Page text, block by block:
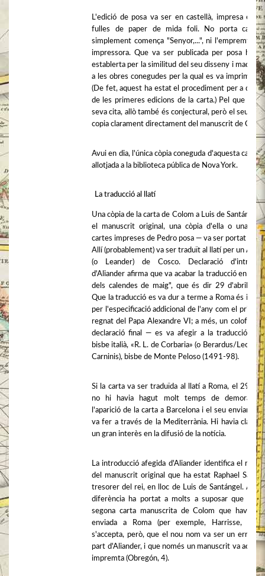
L'edició de posa va ser en castellà, impresa en
fulles de paper de mida foli. No porta cap
simplement comença "Senyor,...", ni l'empremta
impressora. Que va ser publicada per posa ha
establerta per la similitud del seu disseny i
a les obres conegudes per la qual es va imprimir
(De fet, aquest ha estat el procediment per a
de les primeres edicions de la carta.) Pel que feia
seva cita, allò també és conjectural, però el seu
copia clarament directament del manuscrit de
Avui en dia, l'única còpia coneguda d'aquesta carta
allotjada a la biblioteca pública de Nova York.
La traducció al llatí
Una còpia de la carta de Colom a Luis de Santángel
el manuscrit original, una còpia d'ella o una de
cartes impreses de Pedro posa — va ser portat a
Allí (probablement) va ser traduït al llatí per un
(o Leander) de Cosco. Declaració
d'Aliander afirma que va acabar la traducció en "el
dels calendes de maig", que és dir 29 d'abril,
Que la traducció es va dur a terme a Roma és
per l'especificació addicional de l'any com el primer
regnat del Papa Alexandre VI; a més, un colofó —
declaració final — es va afegir a la traducció per
bisbe italià, «R. L. de Corbaria» (o Berardus/Leonard
Carninis), bisbe de Monte Peloso (1491-98).
Si la carta va ser traduïda al llatí a Roma, el 29
no hi havia hagut molt temps de demora
l'aparició de la carta a Barcelona i el seu
va fer a través de la Mediterrània. Hi havia
un gran interès en la difusió de la notícia.
La introducció afegida d'Aliander identifica el
del manuscrit original que ha estat Raphael
tresorer del rei, en lloc de Luis de Santángel.
diferència ha portat a molts a suposar que era
segona carta manuscrita de Colom que havia
enviada a Roma (per exemple, Harrisse, 6).
s'accepta, però, que el nou nom va ser un error
part d'Aliander, i que només un manuscrit va acabar
impremta (Obregón, 4).